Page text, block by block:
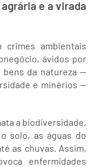
e a virada
ambientais
ávidos por
bens da natureza —
e minérios —
a biodiversidade,
solo, as águas do
as chuvas. Assim,
enfermidades